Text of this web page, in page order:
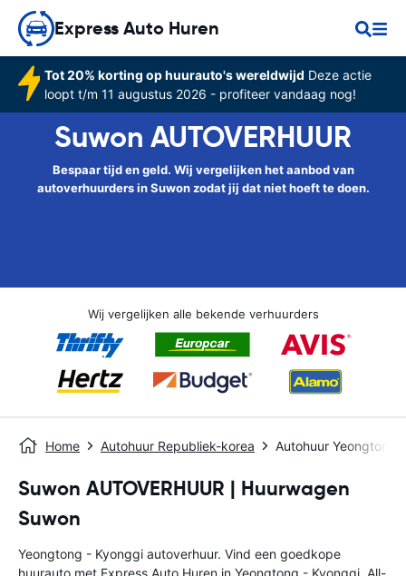
Express Auto Huren
Tot 20% korting op huurauto's wereldwijd Deze actie
loopt t/m 11 augustus 2026 - profiteer vandaag nog!
Suwon AUTOVERHUUR
Bespaar tijd en geld. Wij vergelijken het aanbod van
autoverhuurders in Suwon zodat jij dat niet hoeft te doen.
Wij vergelijken alle bekende verhuurders
Home Autohuur Republiek-korea Autohuur Yeongtong
Suwon AUTOVERHUUR | Huurwagen
Suwon
Yeongtong - Kyonggi autoverhuur. Vind een goedkope
huurauto met Express Auto Huren in Yeongtong - Kyonggi. All-